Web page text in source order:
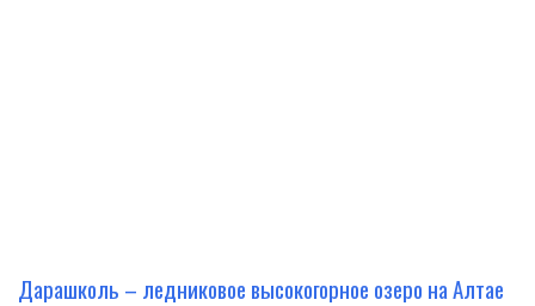
Дарашколь – ледниковое высокогорное озеро на Алтае